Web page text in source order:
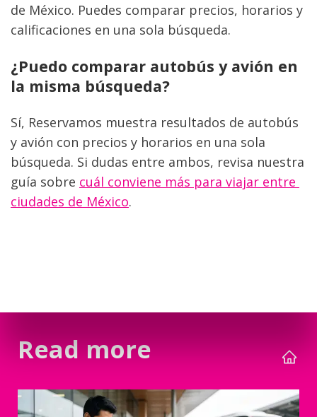
de México. Puedes comparar precios, horarios y
calificaciones en una sola búsqueda.
¿Puedo comparar autobús y avión en
la misma búsqueda?
Sí, Reservamos muestra resultados de autobús
y avión con precios y horarios en una sola
búsqueda. Si dudas entre ambos, revisa nuestra
guía sobre cuál conviene más para viajar entre
ciudades de México.
Read more